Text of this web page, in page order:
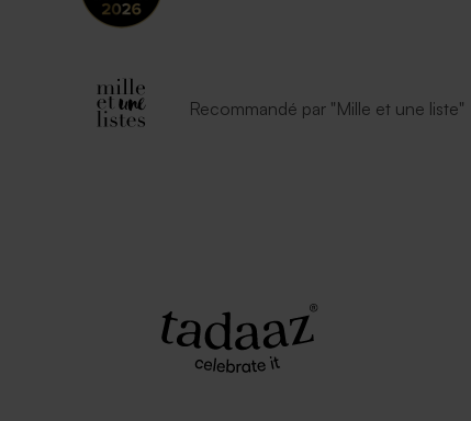
Recommandé par "Mille et une liste"